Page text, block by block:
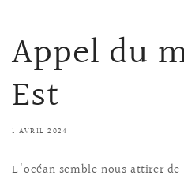
Appel du
Est
1 AVRIL 2024
L'océan semble nous attirer